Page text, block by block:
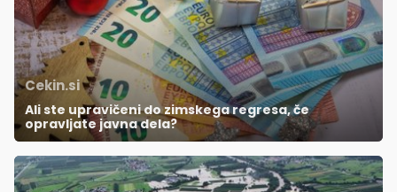
Cekin.si
Ali ste upravičeni do zimskega regresa, če
opravljate javna dela?